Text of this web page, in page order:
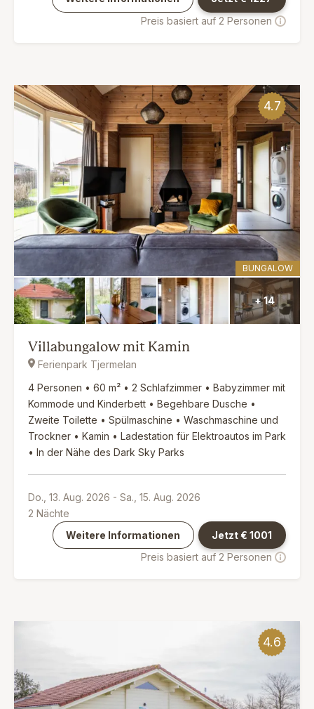
Preis basiert auf 2 Personen
4.7
BUNGALOW
+ 14
Villabungalow mit Kamin
Ferienpark Tjermelan
4 Personen • 60 m² • 2 Schlafzimmer • Babyzimmer mit
Kommode und Kinderbett • Begehbare Dusche •
Zweite Toilette • Spülmaschine • Waschmaschine und
Trockner • Kamin • Ladestation für Elektroautos im Park
• In der Nähe des Dark Sky Parks
Do., 13. Aug. 2026 - Sa., 15. Aug. 2026
2 Nächte
Weitere Informationen
Jetzt €1001
Preis basiert auf 2 Personen
4.6